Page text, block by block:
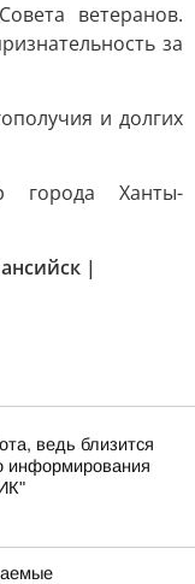
ветеранов.
за
и долгих
города Ханты-
|
ведь близится
информирования